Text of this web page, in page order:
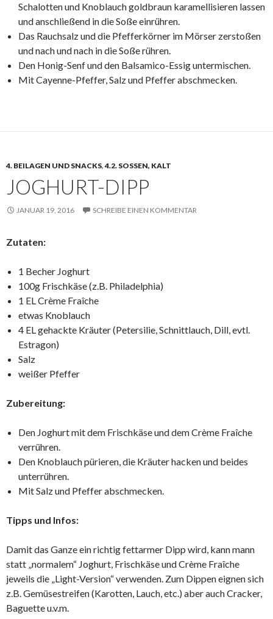
Schalotten und Knoblauch goldbraun karamellisieren lassen
und anschließend in die Soße einrühren.
Das Rauchsalz und die Pfefferkörner im Mörser zerstoßen
und nach und nach in die Soße rühren.
Den Honig-Senf und den Balsamico-Essig untermischen.
Mit Cayenne-Pfeffer, Salz und Pfeffer abschmecken.
4. BEILAGEN UND SNACKS, 4.2. SOSSEN, KALT
JOGHURT-DIPP
JANUAR 19, 2016 SCHREIBE EINEN KOMMENTAR
Zutaten:
1 Becher Joghurt
100g Frischkäse (z.B. Philadelphia)
1 EL Crème Fraîche
etwas Knoblauch
4 EL gehackte Kräuter (Petersilie, Schnittlauch, Dill, evtl.
Estragon)
Salz
weißer Pfeffer
Zubereitung:
Den Joghurt mit dem Frischkäse und dem Crème Fraîche
verrühren.
Den Knoblauch pürieren, die Kräuter hacken und beides
unterrühren.
Mit Salz und Pfeffer abschmecken.
Tipps und Infos:
Damit das Ganze ein richtig fettarmer Dipp wird, kann mann
statt „normalem“ Joghurt, Frischkäse und Crème Fraîche
jeweils die „Light-Version“ verwenden. Zum Dippen eignen sich
z.B. Gemüsestreifen (Karotten, Lauch, etc.) aber auch Cracker,
Baguette u.v.m.